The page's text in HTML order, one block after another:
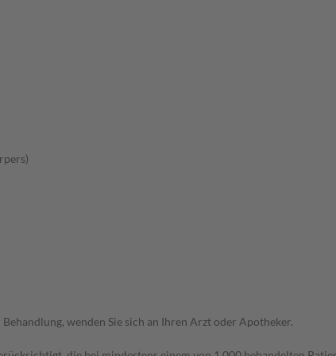
wenden Sie sich an Ihren Arzt oder Apotheker.